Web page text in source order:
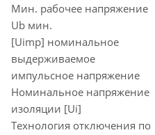
Мин. рабочее напряжение
Ub мин.
[Uimp] номинальное
выдерживаемое
импульсное напряжение
Номинальное напряжение
изоляции [Ui]
Технология отключения по